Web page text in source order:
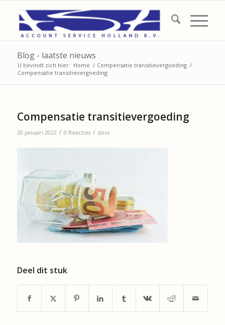
Blog - laatste nieuws
U bevindt zich hier: Home / Compensatie transitievergoeding /
Compensatie transitievergoeding
Compensatie transitievergoeding
20 januari 2022 / 0 Reacties / door
Deel dit stuk